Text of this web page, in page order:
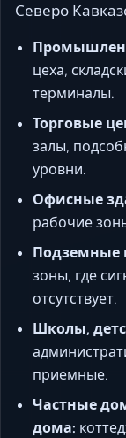
Северо
цеха,
терминалы.
Торговые
залы,
уровни.
Офисные
рабочие
Подземные
зоны, где
отсутствует.
Школы,
приемные.
Частные
дома: